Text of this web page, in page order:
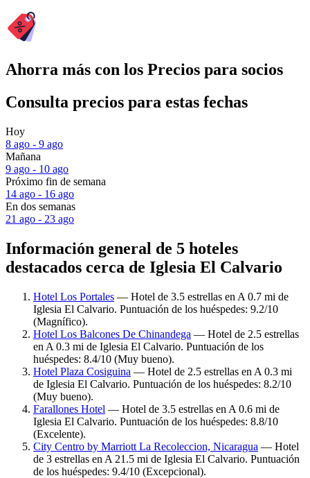
Ahorra más con los Precios para socios
Consulta precios para estas fechas
Hoy
8 ago - 9 ago
Mañana
9 ago - 10 ago
Próximo fin de semana
14 ago - 16 ago
En dos semanas
21 ago - 23 ago
Información general de 5 hoteles
destacados cerca de Iglesia El Calvario
Hotel Los Portales — Hotel de 3.5 estrellas en A 0.7 mi de
Iglesia El Calvario. Puntuación de los huéspedes: 9.2/10
(Magnífico).
Hotel Los Balcones De Chinandega — Hotel de 2.5 estrellas
en A 0.3 mi de Iglesia El Calvario. Puntuación de los
huéspedes: 8.4/10 (Muy bueno).
Hotel Plaza Cosiguina — Hotel de 2.5 estrellas en A 0.3 mi
de Iglesia El Calvario. Puntuación de los huéspedes: 8.2/10
(Muy bueno).
Farallones Hotel — Hotel de 3.5 estrellas en A 0.6 mi de
Iglesia El Calvario. Puntuación de los huéspedes: 8.8/10
(Excelente).
City Centro by Marriott La Recoleccion, Nicaragua — Hotel
de 3 estrellas en A 21.5 mi de Iglesia El Calvario. Puntuación
de los huéspedes: 9.4/10 (Excepcional).